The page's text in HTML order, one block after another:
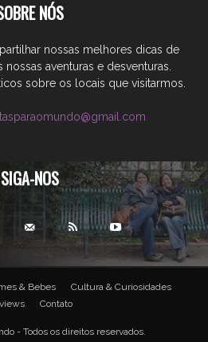
NÓS
nossas melhores dicas de
aventuras e desventuras.
sobre os locais que visitarmos.
SIGA-NOS
& Bebes
Cultura & Curiosidades
Contato
- Todos os direitos reservados.